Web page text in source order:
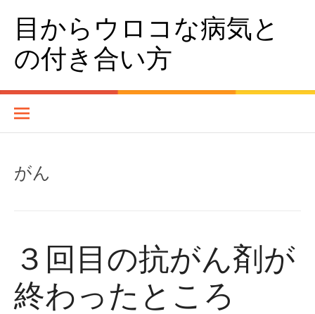
目からウロコな病気と
の付き合い方
がん
３回目の抗がん剤が
終わったところ